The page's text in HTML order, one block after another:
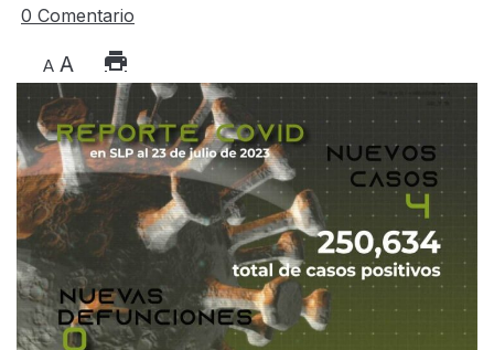
0 Comentario
A A